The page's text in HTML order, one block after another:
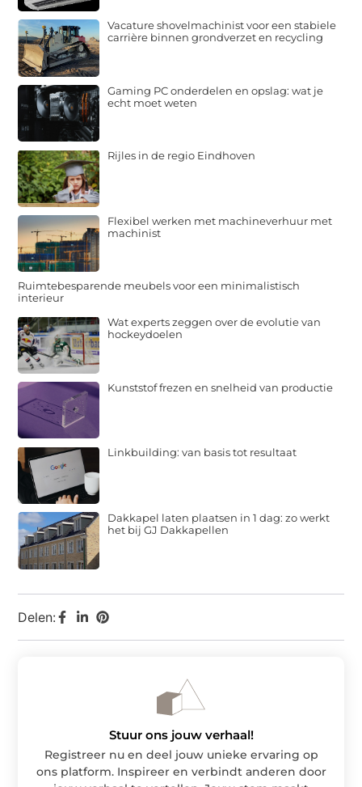
Delen:
Vacature shovelmachinist voor een stabiele
carrière binnen grondverzet en recycling
Gaming PC onderdelen en opslag: wat je
echt moet weten
Rijles in de regio Eindhoven
Flexibel werken met machineverhuur met
machinist
Ruimtebesparende meubels voor een minimalistisch
interieur
Wat experts zeggen over de evolutie van
hockeydoelen
Kunststof frezen en snelheid van productie
Linkbuilding: van basis tot resultaat
Dakkapel laten plaatsen in 1 dag: zo werkt
het bij GJ Dakkapellen
Stuur ons jouw verhaal!
Registreer nu en deel jouw unieke ervaring op
ons platform. Inspireer en verbindt anderen door